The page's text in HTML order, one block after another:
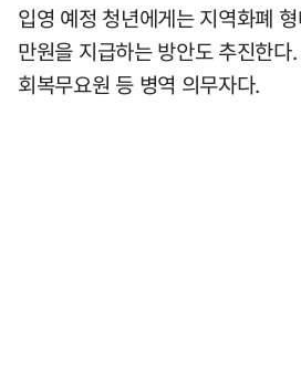
입영 예정 청년에게는 지역화폐
만원을 지급하는 방안도 추진한
회복무요원 등 병역 의무자다.